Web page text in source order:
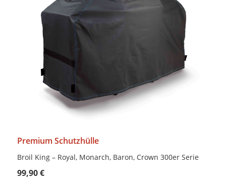
Premium Schutzhülle
Broil King – Royal, Monarch, Baron, Crown 300er Serie
99,90 €